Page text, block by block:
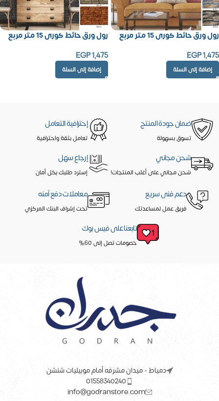
رول ورق حائط كورى 15 متر مربع
EGP1,475
إضافة إلى السلة
رول ورق حائط كورى 15 متر مربع
EGP1,475
إضافة إلى السلة
ضمان جودة المنتج
تسوق بسهولة
إحترافية التعامل
تعامل بثقة واحترافية
شحن مجاني
شحن مجاني على أغلب المنتجات!
إرجاع سهل
إسترد طلبك بكل أمان
دعم فنى سريع
فريق عمل لمساعدتك
معاملات دفع آمنه
تحت إشراف البنك المركزي
تابعنا على فيس بوك
خصومات تصل إلى 60%
دمياط - ميدان مشرفه أمام موبيليات شنشن
01558340240
info@godranstore.com